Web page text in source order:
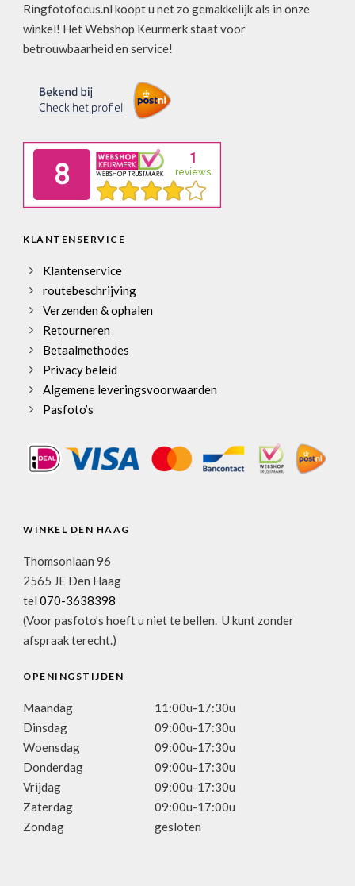
Ringfotofocus.nl koopt u net zo gemakkelijk als in onze
winkel! Het Webshop Keurmerk staat voor
betrouwbaarheid en service!
KLANTENSERVICE
Klantenservice
routebeschrijving
Verzenden & ophalen
Retourneren
Betaalmethodes
Privacy beleid
Algemene leveringsvoorwaarden
Pasfoto’s
WINKEL DEN HAAG
Thomsonlaan 96
2565 JE Den Haag
tel 070-3638398
(Voor pasfoto’s hoeft u niet te bellen. U kunt zonder
afspraak terecht.)
OPENINGSTIJDEN
Maandag
11:00u-17:30u
Dinsdag
09:00u-17:30u
Woensdag
09:00u-17:30u
Donderdag
09:00u-17:30u
Vrijdag
09:00u-17:30u
Zaterdag
09:00u-17:00u
Zondag
gesloten